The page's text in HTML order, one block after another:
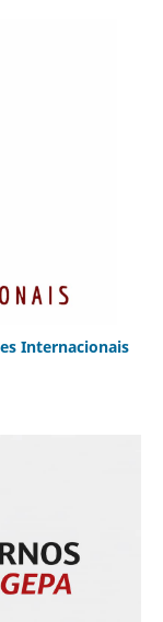
Internacionais